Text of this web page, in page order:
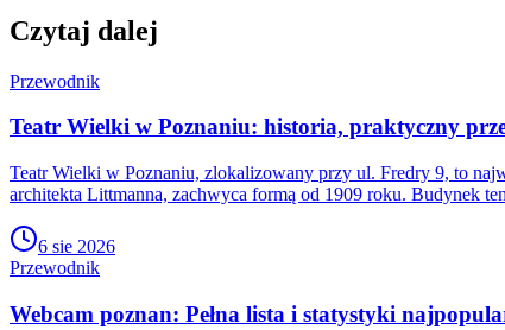
Czytaj dalej
Przewodnik
Teatr Wielki w Poznaniu: historia, praktyczny
Teatr Wielki w Poznaniu, zlokalizowany przy ul. Fredry 9, to
architekta Littmanna, zachwyca formą od 1909 roku. Budynek
6 sie 2026
Przewodnik
Webcam poznan: Pełna lista i statystyki